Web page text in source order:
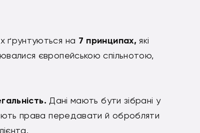
ґрунтуються на 7 принципах, які
європейською спільнотою,
Дані мають бути зібрані у
права передавати й обробляти